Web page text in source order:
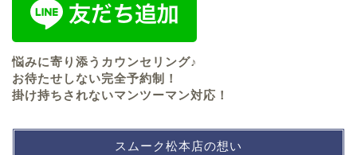
悩みに寄り添うカウンセリング♪
お待たせしない完全予約制！
掛け持ちされないマンツーマン対応！
スムーク松本店の想い